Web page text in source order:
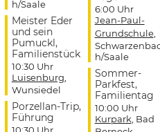
h/Saale
Meister Eder
und sein
Pumuckl,
Familienstück
10:30 Uhr
Luisenburg
Wunsiedel
Porzellan-Trip,
Führung
6:00 Uhr
Jean-Paul-
Grundschule,
h/Saale
Sommer-
Parkfest,
Familientag
10:00 Uhr
Kurpark , Bad